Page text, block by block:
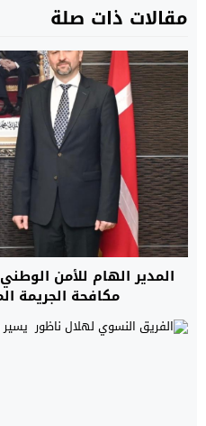
مقالات ذات صلة
المدير الهام للأمن
مكافحة الجريمة